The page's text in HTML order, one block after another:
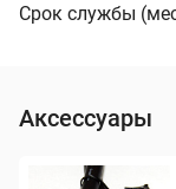
Срок службы
Аксессуары